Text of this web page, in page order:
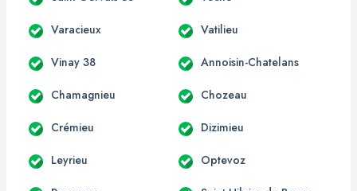
Varacieux Vatilieu
Vinay 38 Annoisin-Chatelans
Chamagnieu Chozeau
Crémieu Dizimieu
Leyrieu Optevoz